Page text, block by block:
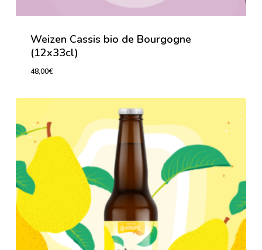
Weizen Cassis bio de Bourgogne
(12x33cl)
48,00€